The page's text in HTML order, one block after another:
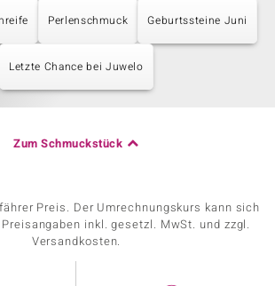
Perlenschmuck Geburtssteine Juni
Letzte Chance bei Juwelo
Zum Schmuckstück
Preis. Der Umrechnungskurs kann sich
inkl. gesetzl. MwSt. und zzgl.
Versandkosten.